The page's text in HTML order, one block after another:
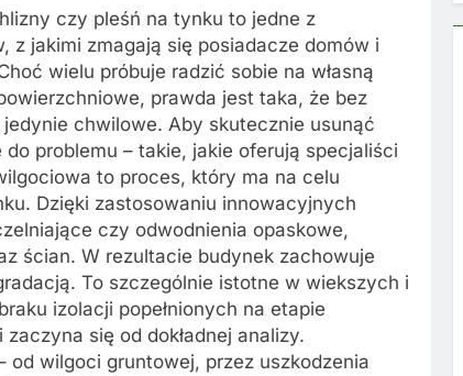
czy pleśń na tynku to jedne z
z jakimi zmagają się posiadacze domów i
wielu próbuje radzić sobie na własną
prawda jest taka, że bez
chwilowe. Aby skutecznie usunąć
problemu – takie, jakie oferują specjaliści
to proces, który ma na celu
Dzięki zastosowaniu innowacyjnych
czy odwodnienia opaskowe,
ścian. W rezultacie budynek zachowuje
To szczególnie istotne w wiekszych i
izolacji popełnionych na etapie
się od dokładnej analizy.
od wilgoci gruntowej, przez uszkodzenia